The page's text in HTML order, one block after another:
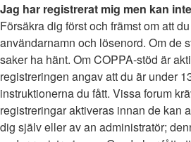
Jag har registrerat mig men kan
Försäkra dig först och främst om att
användarnamn och lösenord. Om de
saker ha hänt. Om COPPA-stöd är
registreringen angav att du är under
instruktionerna du fått. Vissa forum
registreringar aktiveras innan de kan
dig själv eller av an administratör;